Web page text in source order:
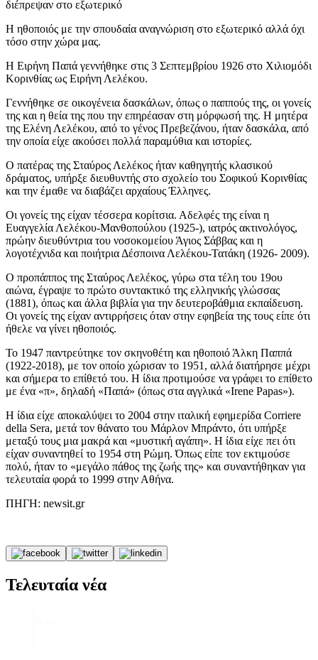
διέπρεψαν στο εξωτερικό
Η ηθοποιός με την σπουδαία αναγνώριση στο εξωτερικό αλλά όχι
τόσο στην χώρα μας.
Η Ειρήνη Παπά γεννήθηκε στις 3 Σεπτεμβρίου 1926 στο Χιλιομόδι
Κορινθίας ως Ειρήνη Λελέκου.
Γεννήθηκε σε οικογένεια δασκάλων, όπως ο παππούς της, οι γονείς
της και η θεία της που την επηρέασαν στη μόρφωσή της. Η μητέρα
της Ελένη Λελέκου, από το γένος Πρεβεζάνου, ήταν δασκάλα, από
την οποία είχε ακούσει πολλά παραμύθια και ιστορίες.
Ο πατέρας της Σταύρος Λελέκος ήταν καθηγητής κλασικού
δράματος, υπήρξε διευθυντής στο σχολείο του Σοφικού Κορινθίας
και την έμαθε να διαβάζει αρχαίους Έλληνες.
Οι γονείς της είχαν τέσσερα κορίτσια. Αδελφές της είναι η
Ευαγγελία Λελέκου-Μανθοπούλου (1925-), ιατρός ακτινολόγος,
πρώην διευθύντρια του νοσοκομείου Άγιος Σάββας και η
λογοτέχνιδα και ποιήτρια Δέσποινα Λελέκου-Τατάκη (1926- 2009).
Ο προπάππος της Σταύρος Λελέκος, γύρω στα τέλη του 19ου
αιώνα, έγραψε το πρώτο συντακτικό της ελληνικής γλώσσας
(1881), όπως και άλλα βιβλία για την δευτεροβάθμια εκπαίδευση.
Οι γονείς της είχαν αντιρρήσεις όταν στην εφηβεία της τους είπε ότι
ήθελε να γίνει ηθοποιός.
Το 1947 παντρεύτηκε τον σκηνοθέτη και ηθοποιό Άλκη Παππά
(1922-2018), με τον οποίο χώρισαν το 1951, αλλά διατήρησε μέχρι
και σήμερα το επίθετό του. Η ίδια προτιμούσε να γράφει το επίθετο
με ένα «π», δηλαδή «Παπά» (όπως στα αγγλικά «Irene Papas»).
Η ίδια είχε αποκαλύψει το 2004 στην ιταλική εφημερίδα Corriere
della Sera, μετά τον θάνατο του Μάρλον Μπράντο, ότι υπήρξε
μεταξύ τους μια μακρά και «μυστική αγάπη». Η ίδια είχε πει ότι
είχαν συναντηθεί το 1954 στη Ρώμη. Όπως είπε τον εκτιμούσε
πολύ, ήταν το «μεγάλο πάθος της ζωής της» και συναντήθηκαν για
τελευταία φορά το 1999 στην Αθήνα.
ΠΗΓΗ: newsit.gr
Τελευταία νέα